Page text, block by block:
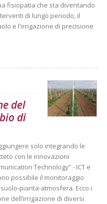
fisiopatia che sta diventando
di lungo periodo, il
e l'irrigazione di precisione
del
di
solo integrando le
con le innovazioni
Technology” - ICT e
possibile il monitoraggio
pianta-atmosfera. Ecco i
dell’irrigazione di diversi